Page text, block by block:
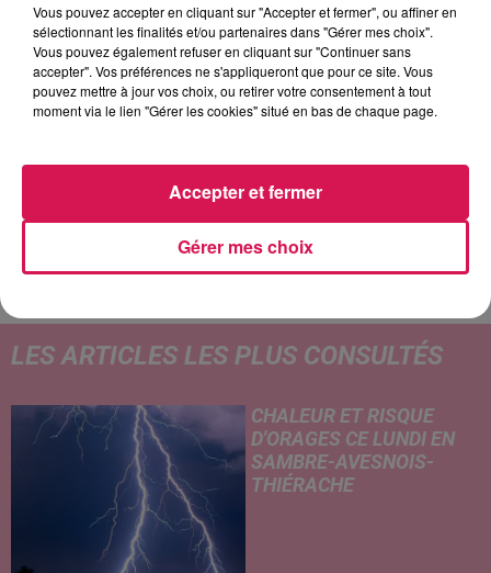
15h15
15h15 15h04
15h04
What Is Love
15h01
15h01
LES ARTICLES LES PLUS CONSULTÉS
CHALEUR ET RISQUE
D'ORAGES CE LUNDI EN
SAMBRE-AVESNOIS-
THIÉRACHE
Vous pouvez accepter en cliquant sur "Accepter et fermer", ou affiner en
sélectionnant les finalités et/ou partenaires dans "Gérer mes choix".
Vous pouvez également refuser en cliquant sur "Continuer sans
accepter". Vos préférences ne s'appliqueront que pour ce site. Vous
pouvez mettre à jour vos choix, ou retirer votre consentement à tout
moment via le lien "Gérer les cookies" situé en bas de chaque page.
Gérer mes choix
Accepter et fermer